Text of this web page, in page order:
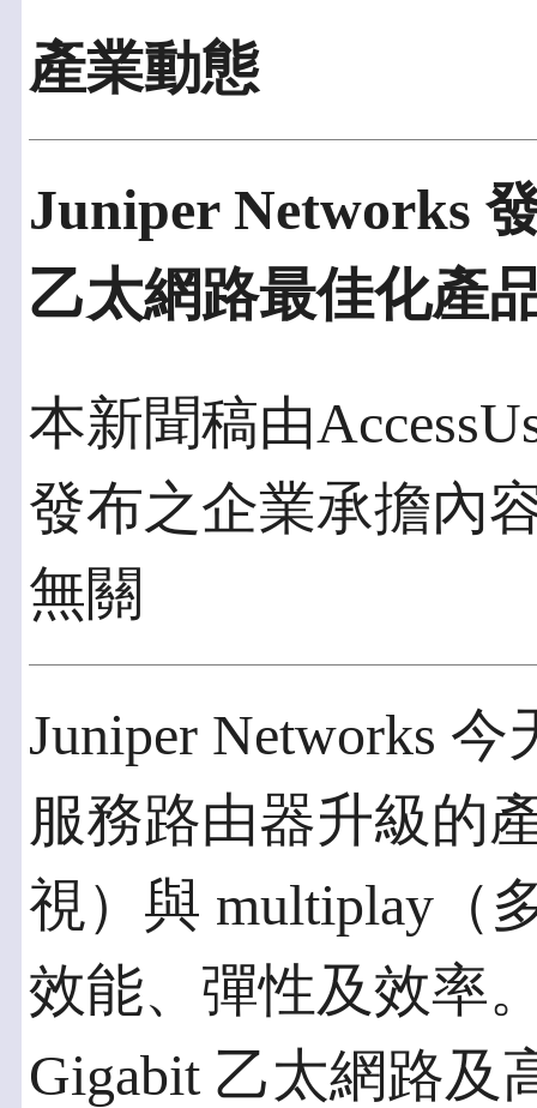
產業動態
Juniper Networks
乙太網路最佳化產
本新聞稿由
發布之企業承擔內
無關
Juniper Networks
服務路由器升級的
視）與 multiplay（
效能、彈性及效率
Gigabit 乙太網路及